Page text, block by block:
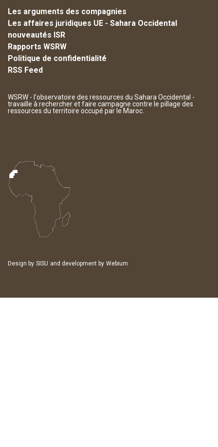
Les arguments des compagnies
Les affaires juridiques UE - Sahara Occidental
nouveautés ISR
Rapports WSRW
Politique de confidentialité
RSS Feed
WSRW - l'observatoire des ressources du Sahara Occidental -
travaille à rechercher et faire campagne contre le pillage des
ressources du territoire occupé par le Maroc.
Design by SISU and development by Webium